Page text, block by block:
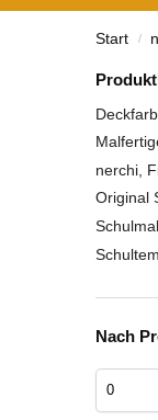
Start /
nerchi,
Original
Nach